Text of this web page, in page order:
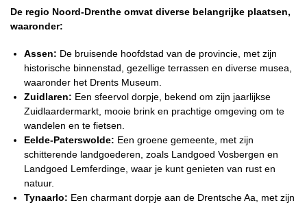
De regio Noord-Drenthe omvat diverse belangrijke plaatsen,
waaronder:
Assen: De bruisende hoofdstad van de provincie, met zijn
historische binnenstad, gezellige terrassen en diverse musea,
waaronder het Drents Museum.
Zuidlaren: Een sfeervol dorpje, bekend om zijn jaarlijkse
Zuidlaardermarkt, mooie brink en prachtige omgeving om te
wandelen en te fietsen.
Eelde-Paterswolde: Een groene gemeente, met zijn
schitterende landgoederen, zoals Landgoed Vosbergen en
Landgoed Lemferdinge, waar je kunt genieten van rust en
natuur.
Tynaarlo: Een charmant dorpje aan de Drentsche Aa, met zijn